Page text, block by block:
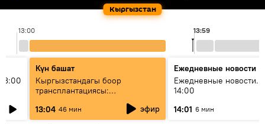
Кыргызстан
13:00 13:59
Күн башат
Кыргызстандагы боор
трансплантациясы:
жетишкендиктер жана өнүгүү
келечеги
13:04 46 мин эфир
Ежедневные новости
Ежедневные новости.
14:00
14:01 6 мин